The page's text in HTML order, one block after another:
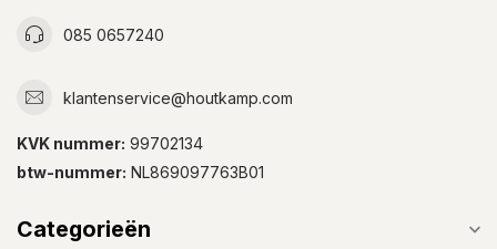
085 0657240
klantenservice@houtkamp.com
KVK nummer: 99702134
btw-nummer: NL869097763B01
Categorieën